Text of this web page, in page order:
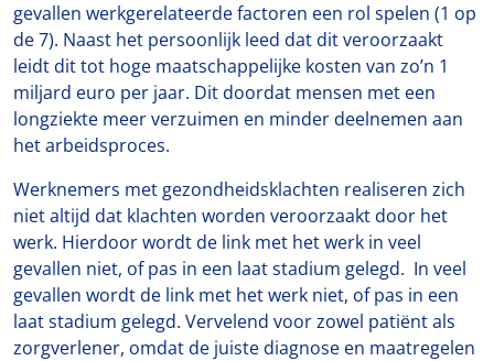
gevallen werkgerelateerde factoren een rol spelen (1 op
de 7). Naast het persoonlijk leed dat dit veroorzaakt
leidt dit tot hoge maatschappelijke kosten van zo’n 1
miljard euro per jaar. Dit doordat mensen met een
longziekte meer verzuimen en minder deelnemen aan
het arbeidsproces.
Werknemers met gezondheidsklachten realiseren zich
niet altijd dat klachten worden veroorzaakt door het
werk. Hierdoor wordt de link met het werk in veel
gevallen niet, of pas in een laat stadium gelegd. In veel
gevallen wordt de link met het werk niet, of pas in een
laat stadium gelegd. Vervelend voor zowel patiënt als
zorgverlener, omdat de juiste diagnose en maatregelen